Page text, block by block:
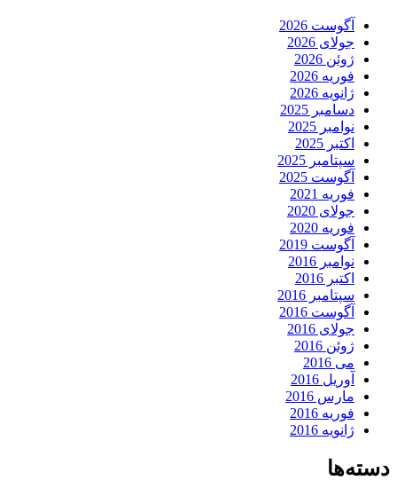
آگوست 2026
جولای 2026
ژوئن 2026
فوریه 2026
ژانویه 2026
دسامبر 2025
نوامبر 2025
اکتبر 2025
سپتامبر 2025
آگوست 2025
فوریه 2021
جولای 2020
فوریه 2020
آگوست 2019
نوامبر 2016
اکتبر 2016
سپتامبر 2016
آگوست 2016
جولای 2016
ژوئن 2016
می 2016
آوریل 2016
مارس 2016
فوریه 2016
ژانویه 2016
دسته‌ها